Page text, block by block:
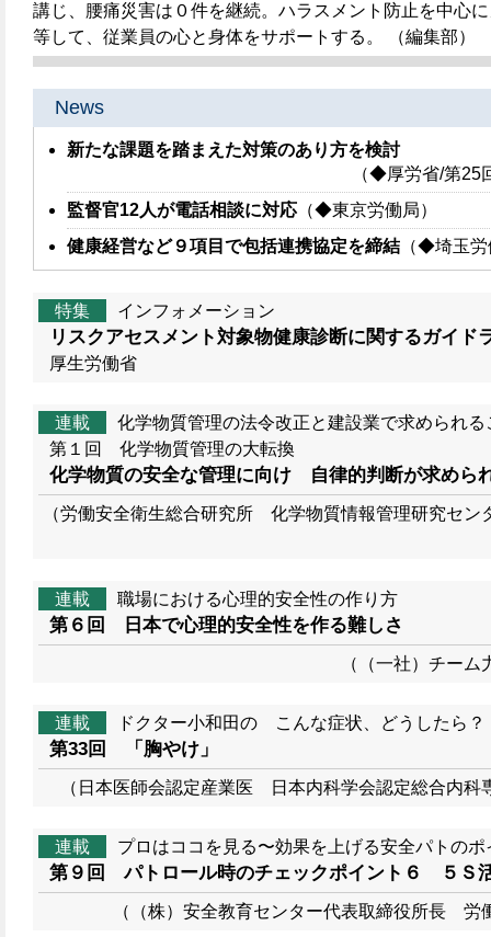
講じ、腰痛災害は０件を継続。ハラスメント防止を中心
等して、従業員の心と身体をサポートする。 （編集部）
News
新たな課題を踏まえた対策のあり方を検討
（◆厚労省/第25
監督官12人が電話相談に対応 （◆東京労働局）
健康経営など９項目で包括連携協定を締結 （◆埼玉
特集 インフォメーション
リスクアセスメント対象物健康診断に関するガイド
厚生労働省
連載
化学物質管理の法令改正と建設業で求められる
第１回 化学物質管理の大転換
化学物質の安全な管理に向け 自律的判断が求めら
（労働安全衛生総合研究所 化学物質情報管理研究セ
連載 職場における心理的安全性の作り方
第６回 日本で心理的安全性を作る難しさ
（（一社）チー
連載 ドクター小和田の こんな症状、どうしたら？
第33回 「胸やけ」
（日本医師会認定産業医 日本内科学会認定総合
連載 プロはココを見る〜効果を上げる安全パトのポ
第９回 パトロール時のチェックポイント６ ５Ｓ
（（株）安全教育センター代表取締役所長